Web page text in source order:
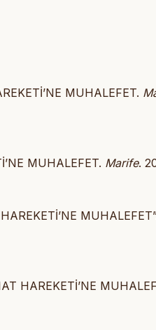
MUHALEFET.
MUHALEFET. Marife.
HAREKETİ’NE